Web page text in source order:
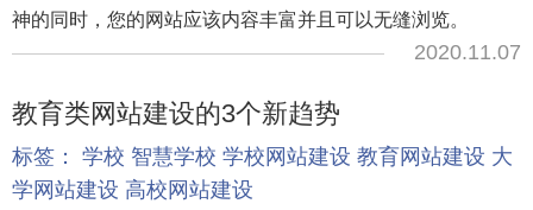
神的同时，您的网站应该内容丰富并且可以无缝浏览。
2020.11.07
教育类网站建设的3个新趋势
标签： 学校 智慧学校 学校网站建设 教育网站建设 大
学网站建设 高校网站建设